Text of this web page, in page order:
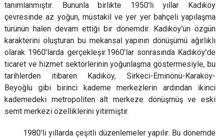
tanımlanmıştır. Bununla birlikte 1950'li yıllar Kadıköy
çevresinde az yoğun, müstakil ve yer yer bahçeli yapılaşma
türünün halen devam ettiği bir dönemdir. Kadıköy'ün özgün
karakterini oluşturan bu mekansal yapının dönüşümü ağırlıklı
olarak 1960'larda gerçekleşir.1960'lar sonrasında Kadıköy'de
ticaret ve hizmet sektörlerinin yoğunlaşma göstermesiyle, bu
tarihlerden itibaren Kadıköy, Sirkeci-Eminönü-Karaköy-
Beyoğlu gibi birinci kademe merkezlerin ardından ikinci
kademedeki metropoliten alt merkeze dönüşmüş ve eski
semt merkezi özelliklerini yitirmiştir.
1980'li yıllarda çeşitli düzenlemeler yapılır. Bu dönemde